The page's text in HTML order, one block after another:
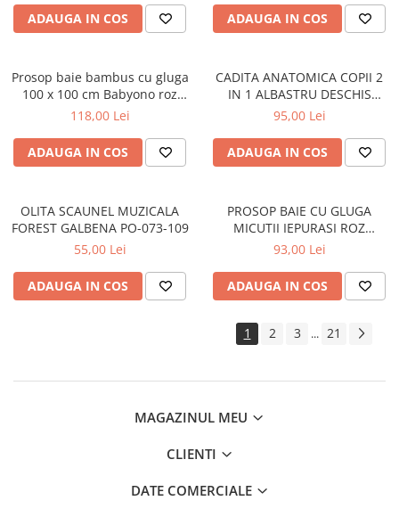
ADAUGA IN COS ADAUGA IN COS
Prosop baie bambus cu gluga
100 x 100 cm Babyono roz
1553/01
118,00 Lei
ADAUGA IN COS
CADITA ANATOMICA COPII 2
IN 1 ALBASTRU DESCHIS
TEGABABY TG-011-101
95,00 Lei
ADAUGA IN COS
OLITA SCAUNEL MUZICALA
FOREST GALBENA PO-073-109
55,00 Lei
ADAUGA IN COS
PROSOP BAIE CU GLUGA
MICUTII IEPURASI ROZ
80x80CM KR-008-104
93,00 Lei
ADAUGA IN COS
1 2 3 ... 21
MAGAZINUL MEU
CLIENTI
DATE COMERCIALE